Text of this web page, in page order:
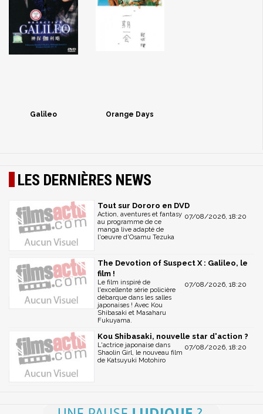
Galileo Orange Days
LES DERNIÈRES NEWS
Tout sur Dororo en DVD
07/08/2026, 18:20
Action, aventures et fantasy
au programme de ce
manga live adapté de
l'oeuvre d'Osamu Tezuka
The Devotion of Suspect X : Galileo, le
film !
07/08/2026, 18:20
Le film inspiré de
l'excellente série policière
débarque dans les salles
japonaises ! Avec Kou
Shibasaki et Masaharu
Fukuyama.
Kou Shibasaki, nouvelle star d'action ?
07/08/2026, 18:20
L'actrice japonaise dans
Shaolin Girl, le nouveau film
de Katsuyuki Motohiro